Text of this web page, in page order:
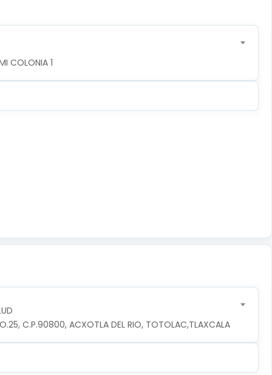
COLONIA 1
C.P.90800, ACXOTLA DEL RIO, TOTOLAC,TLAXCALA